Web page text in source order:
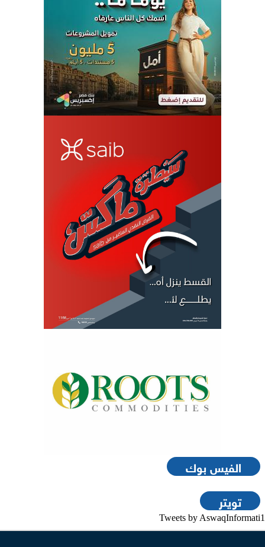
الفيس بوك
تويتر
Tweets by AswaqInformati1